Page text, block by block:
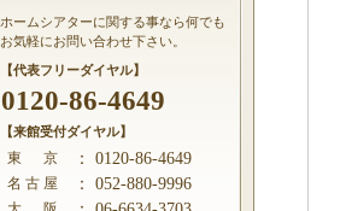
ホームシアターに関する事なら何でも
お気軽にお問い合わせ下さい。
【代表フリーダイヤル】
0120-86-4649
【来館受付ダイヤル】
東 京 ： 0120-86-4649
名 古 屋 ： 052-880-9996